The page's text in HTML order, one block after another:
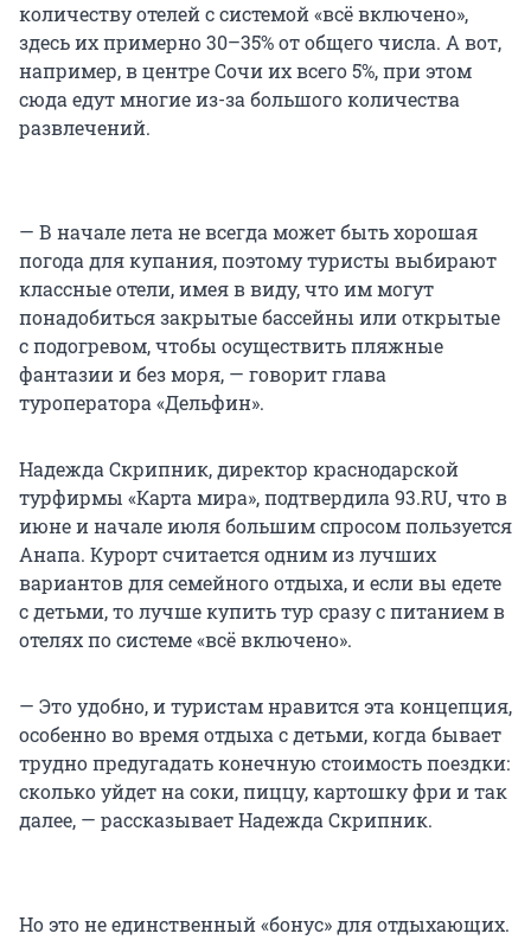
количеству отелей с системой «всё включено»,
здесь их примерно 30–35% от общего числа. А вот,
например, в центре Сочи их всего 5%, при этом
сюда едут многие из-за большого количества
развлечений.
— В начале лета не всегда может быть хорошая
погода для купания, поэтому туристы выбирают
классные отели, имея в виду, что им могут
понадобиться закрытые бассейны или открытые
с подогревом, чтобы осуществить пляжные
фантазии и без моря, — говорит глава
туроператора «Дельфин».
Надежда Скрипник, директор краснодарской
турфирмы «Карта мира», подтвердила 93.RU, что в
июне и начале июля большим спросом пользуется
Анапа. Курорт считается одним из лучших
вариантов для семейного отдыха, и если вы едете
с детьми, то лучше купить тур сразу с питанием в
отелях по системе «всё включено».
— Это удобно, и туристам нравится эта концепция,
особенно во время отдыха с детьми, когда бывает
трудно предугадать конечную стоимость поездки:
сколько уйдет на соки, пиццу, картошку фри и так
далее, — рассказывает Надежда Скрипник.
Но это не единственный «бонус» для отдыхающих.